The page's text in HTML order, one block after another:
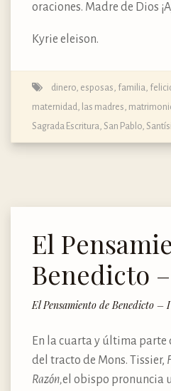
oraciones. Madre de Dios
Kyrie eleison.
dinero, esposas, familia,
maternidad, las madres,
Sagrada Escritura, San Pablo,
El
Benedicto
El Pensamiento de Benedicto –
En la cuarta y última parte
del tracto de Mons. Tissier,
Razón,el obispo pronuncia